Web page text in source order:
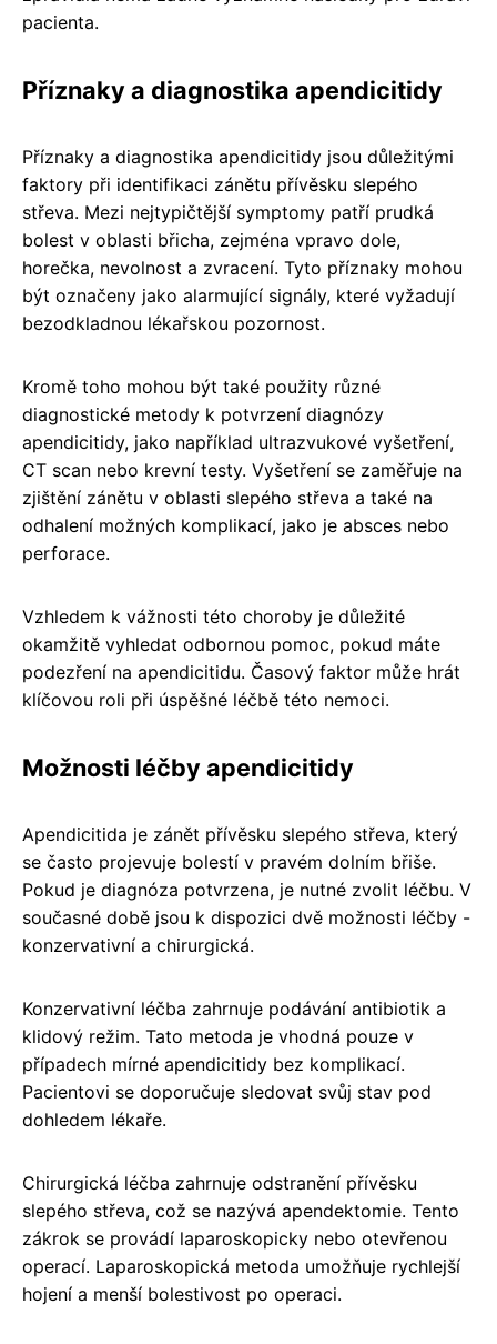
pacienta.
Příznaky a diagnostika apendicitidy
Příznaky a diagnostika apendicitidy jsou důležitými
faktory při identifikaci zánětu přívěsku slepého
střeva. Mezi nejtypičtější symptomy patří prudká
bolest v oblasti břicha, zejména vpravo dole,
horečka, nevolnost a zvracení. Tyto příznaky mohou
být označeny jako alarmující signály, které vyžadují
bezodkladnou lékařskou pozornost.
Kromě toho mohou být také použity různé
diagnostické metody k potvrzení diagnózy
apendicitidy, jako například ultrazvukové vyšetření,
CT scan nebo krevní testy. Vyšetření se zaměřuje na
zjištění zánětu v oblasti slepého střeva a také na
odhalení možných komplikací, jako je absces nebo
perforace.
Vzhledem k vážnosti této choroby je důležité
okamžitě vyhledat odbornou pomoc, pokud máte
podezření na apendicitidu. Časový faktor může hrát
klíčovou roli při úspěšné léčbě této nemoci.
Možnosti léčby apendicitidy
Apendicitida je zánět přívěsku slepého střeva, který
se často projevuje bolestí v pravém dolním břiše.
Pokud je diagnóza potvrzena, je nutné zvolit léčbu. V
současné době jsou k dispozici dvě možnosti léčby -
konzervativní a chirurgická.
Konzervativní léčba zahrnuje podávání antibiotik a
klidový režim. Tato metoda je vhodná pouze v
případech mírné apendicitidy bez komplikací.
Pacientovi se doporučuje sledovat svůj stav pod
dohledem lékaře.
Chirurgická léčba zahrnuje odstranění přívěsku
slepého střeva, což se nazývá apendektomie. Tento
zákrok se provádí laparoskopicky nebo otevřenou
operací. Laparoskopická metoda umožňuje rychlejší
hojení a menší bolestivost po operaci.